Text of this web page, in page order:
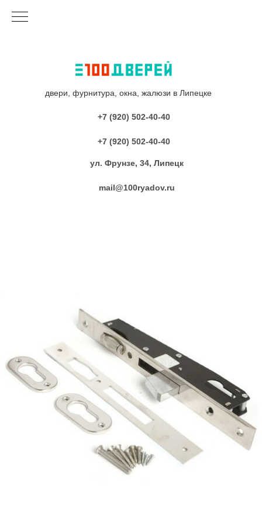
двери, фурнитура, окна, жалюзи в Липецке
+7 (920) 502-40-40
+7 (920) 502-40-40
ул. Фрунзе, 34, Липецк
mail@100ryadov.ru